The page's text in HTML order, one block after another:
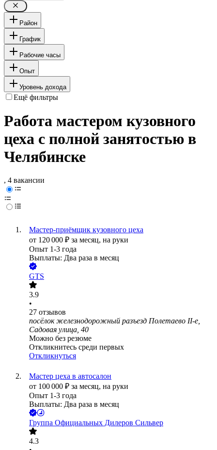
Район
График
Рабочие часы
Опыт
Уровень дохода
Ещё фильтры
Работа мастером кузовного
цеха с полной занятостью в
Челябинске
, 4 вакансии
Мастер-приёмщик кузовного цеха
от 120 000 ₽ за месяц, на руки
Опыт 1-3 года
Выплаты: Два раза в месяц
GTS
3.9
•
27 отзывов
посёлок железнодорожный разъезд Полетаево II-е,
Садовая улица, 40
Можно без резюме
Откликнитесь среди первых
Откликнуться
Мастер цеха в автосалон
от 100 000 ₽ за месяц, на руки
Опыт 1-3 года
Выплаты: Два раза в месяц
Группа Официальных Дилеров Сильвер
4.3